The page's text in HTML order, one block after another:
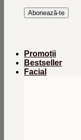
Promoții
Bestseller
Facial